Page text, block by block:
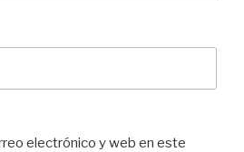
electrónico y web en este